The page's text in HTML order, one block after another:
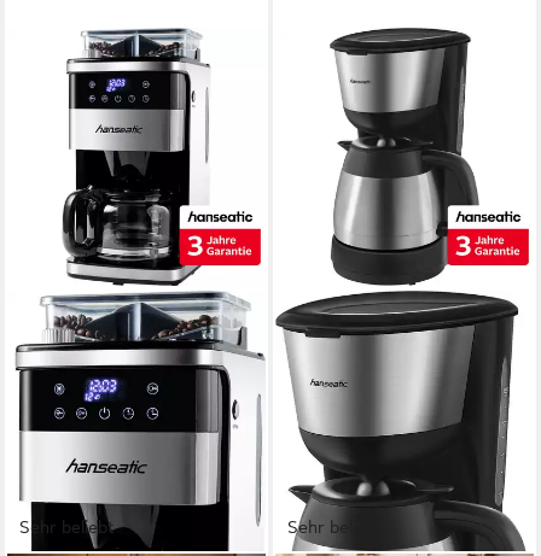
Sehr beliebt Sehr beliebt